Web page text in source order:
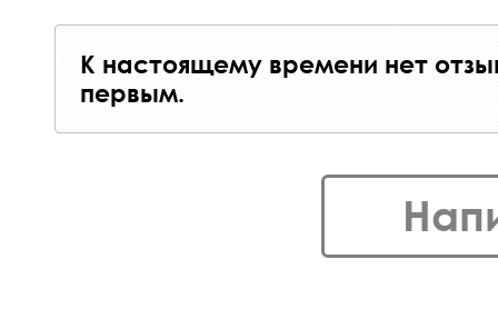
К настоящему времени нет
первым.